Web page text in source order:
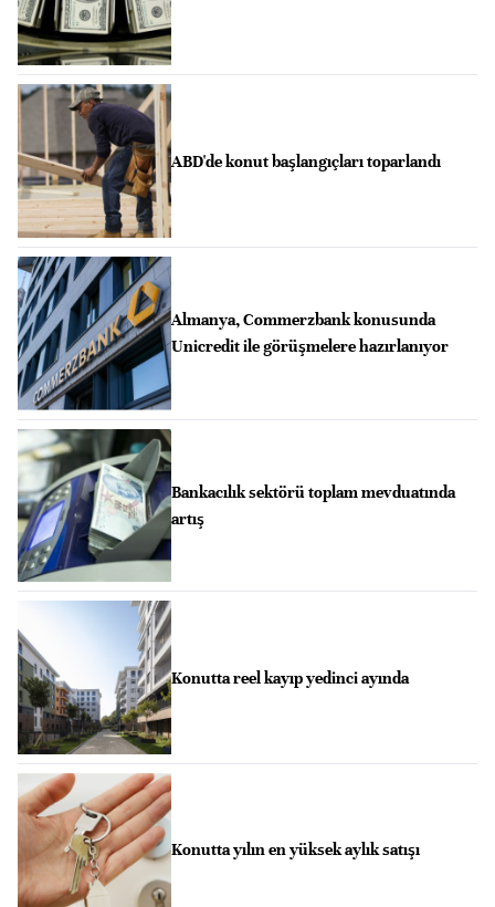
ABD'de konut başlangıçları toparlandı
Almanya, Commerzbank konusunda
Unicredit ile görüşmelere hazırlanıyor
Bankacılık sektörü toplam mevduatında
artış
Konutta reel kayıp yedinci ayında
Konutta yılın en yüksek aylık satışı